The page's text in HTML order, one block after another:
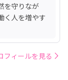
を守りなが
く人を増やす
フィールを見る